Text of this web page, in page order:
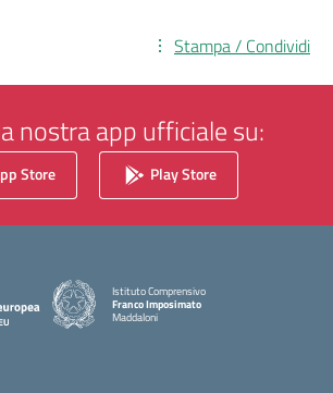
Stampa / Condividi
nostra app ufficiale su:
Store Play Store
Istituto Comprensivo
Franco Imposimato
Maddaloni